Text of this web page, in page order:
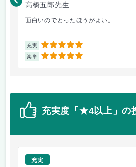
高橋五郎先生
面白いのでとったほうがよい。...
充実 5
楽単 5
充実度「★4以上」の
充実